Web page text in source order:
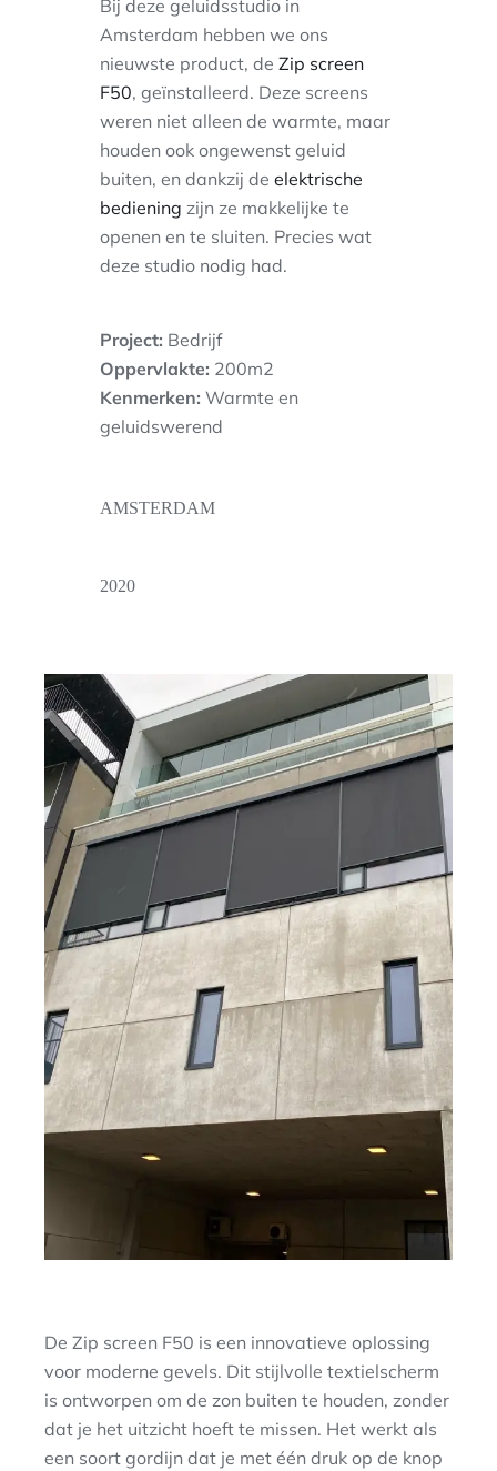
Bij deze geluidsstudio in
Amsterdam hebben we ons
nieuwste product, de Zip screen
F50, geïnstalleerd. Deze screens
weren niet alleen de warmte, maar
houden ook ongewenst geluid
buiten, en dankzij de elektrische
bediening zijn ze makkelijke te
openen en te sluiten. Precies wat
deze studio nodig had.
Project: Bedrijf
Oppervlakte: 200m2
Kenmerken: Warmte en
geluidswerend
AMSTERDAM
2020
De Zip screen F50 is een innovatieve oplossing
voor moderne gevels. Dit stijlvolle textielscherm
is ontworpen om de zon buiten te houden, zonder
dat je het uitzicht hoeft te missen. Het werkt als
een soort gordijn dat je met één druk op de knop